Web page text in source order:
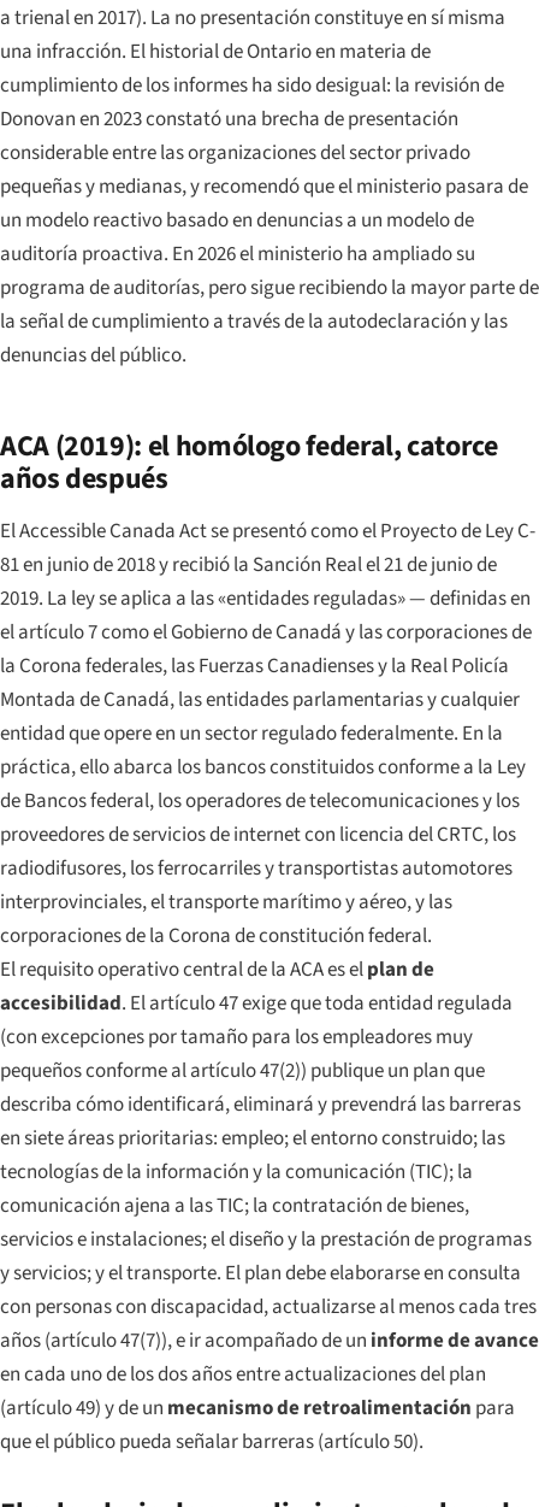
a trienal en 2017). La no presentación constituye en sí misma
una infracción. El historial de Ontario en materia de
cumplimiento de los informes ha sido desigual: la revisión de
Donovan en 2023 constató una brecha de presentación
considerable entre las organizaciones del sector privado
pequeñas y medianas, y recomendó que el ministerio pasara de
un modelo reactivo basado en denuncias a un modelo de
auditoría proactiva. En 2026 el ministerio ha ampliado su
programa de auditorías, pero sigue recibiendo la mayor parte de
la señal de cumplimiento a través de la autodeclaración y las
denuncias del público.
ACA (2019): el homólogo federal, catorce
años después
El Accessible Canada Act se presentó como el Proyecto de Ley C-
81 en junio de 2018 y recibió la Sanción Real el 21 de junio de
2019. La ley se aplica a las «entidades reguladas» — definidas en
el artículo 7 como el Gobierno de Canadá y las corporaciones de
la Corona federales, las Fuerzas Canadienses y la Real Policía
Montada de Canadá, las entidades parlamentarias y cualquier
entidad que opere en un sector regulado federalmente. En la
práctica, ello abarca los bancos constituidos conforme a la Ley
de Bancos federal, los operadores de telecomunicaciones y los
proveedores de servicios de internet con licencia del CRTC, los
radiodifusores, los ferrocarriles y transportistas automotores
interprovinciales, el transporte marítimo y aéreo, y las
corporaciones de la Corona de constitución federal.
El requisito operativo central de la ACA es elplan de
accesibilidad. El artículo 47 exige que toda entidad regulada
(con excepciones por tamaño para los empleadores muy
pequeños conforme al artículo 47(2)) publique un plan que
describa cómo identificará, eliminará y prevendrá las barreras
en siete áreas prioritarias: empleo; el entorno construido; las
tecnologías de la información y la comunicación (TIC); la
comunicación ajena a las TIC; la contratación de bienes,
servicios e instalaciones; el diseño y la prestación de programas
y servicios; y el transporte. El plan debe elaborarse en consulta
con personas con discapacidad, actualizarse al menos cada tres
años (artículo 47(7)), e ir acompañado de un informe de avance
en cada uno de los dos años entre actualizaciones del plan
(artículo 49) y de un mecanismo de retroalimentación para
que el público pueda señalar barreras (artículo 50).